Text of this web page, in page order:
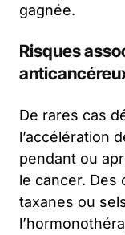
gagnée.
Risques
De rares cas
l’accélération
pendant ou
le cancer. Des
taxanes ou